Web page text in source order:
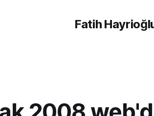
Fatih